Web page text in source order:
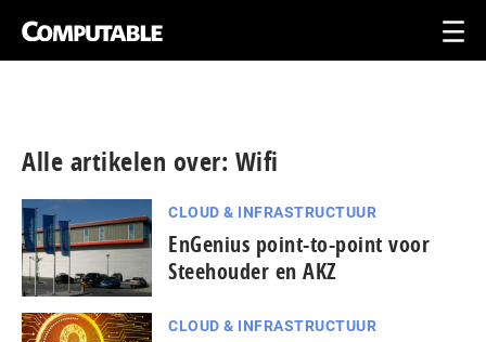
Alle artikelen over: Wifi
CLOUD & INFRASTRUCTUUR
EnGenius point-to-point voor
Steehouder en AKZ
CLOUD & INFRASTRUCTUUR